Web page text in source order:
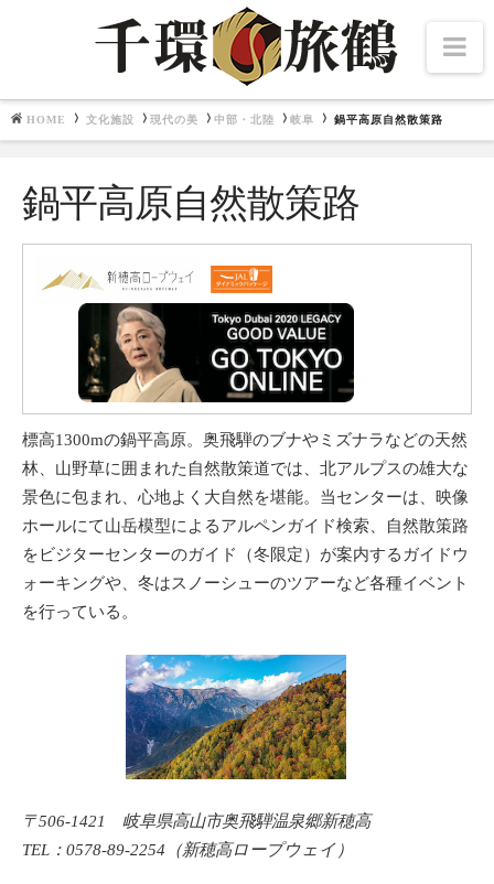
北海道・東北
関西
中国・四国
千夜千冊
畿内七道
東博百選
HOME 文化施設 現代の美 中部・北陸 岐阜 鍋平高原自然散策路
鍋平高原自然散策路
標高1300mの鍋平高原。奥飛騨のブナやミズナラなどの天然
林、山野草に囲まれた自然散策道では、北アルプスの雄大な
景色に包まれ、心地よく大自然を堪能。当センターは、映像
ホールにて山岳模型によるアルペンガイド検索、自然散策路
をビジターセンターのガイド（冬限定）が案内するガイドウ
ォーキングや、冬はスノーシューのツアーなど各種イベント
を行っている。
〒506-1421 岐阜県高山市奥飛騨温泉郷新穂高
TEL：0578-89-2254（新穂高ロープウェイ）